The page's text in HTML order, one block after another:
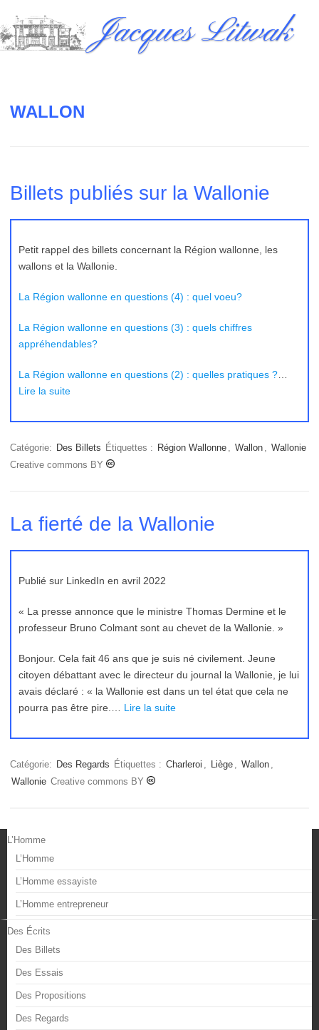
to
content
Jacques Litwak
WALLON
Billets publiés sur la Wallonie
Petit rappel des billets concernant la Région wallonne, les
wallons et la Wallonie.
La Région wallonne en questions (4) : quel voeu?
La Région wallonne en questions (3) : quels chiffres
appréhendables?
La Région wallonne en questions (2) : quelles pratiques ?
Lire la suite
Catégorie: Des Billets Étiquettes : Région Wallonne , Wallon , Wallonie
Creative commons BY
La fierté de la Wallonie
Publié sur LinkedIn en avril 2022
« La presse annonce que le ministre Thomas Dermine et le
professeur Bruno Colmant sont au chevet de la Wallonie. »
Bonjour. Cela fait 46 ans que je suis né civilement. Jeune
citoyen débattant avec le directeur du journal la Wallonie, je lui
avais déclaré : « la Wallonie est dans un tel état que cela ne
pourra pas être pire.… Lire la suite
Catégorie: Des Regards Étiquettes : Charleroi , Liège , Wallon ,
Wallonie Creative commons BY
L’Homme
L’Homme
L’Homme essayiste
L’Homme entrepreneur
Des Écrits
Des Billets
Des Essais
Des Propositions
Des Regards